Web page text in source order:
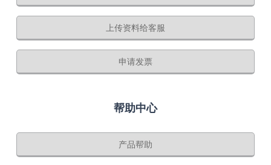
上传资料给客服
申请发票
帮助中心
产品帮助